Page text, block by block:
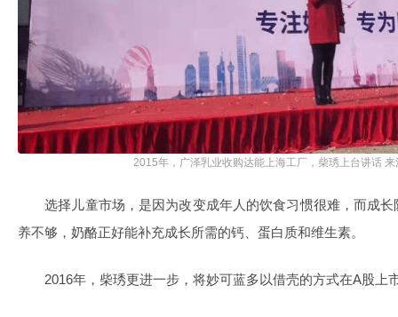
2015年，广泽乳业收购达能上海工厂，柴琇上台讲话
选择儿童市场，是因为改变成年人的饮食习惯很难，而成长
养不够，奶酪正好能补充成长所需的钙、蛋白质和维生素。
2016年，柴琇更进一步，将妙可蓝多以借壳的方式在A股上